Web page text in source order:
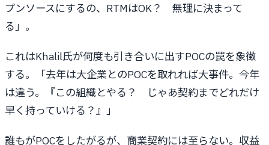
プンソースにするの、RTMはOK？ 無理に決まって
る」。
これはKhalil氏が何度も引き合いに出すPOCの罠を象徴
する。「去年は大企業とのPOCを取れれば大事件。今年
は違う。『この組織とやる？ じゃあ契約までどれだけ
早く持っていける？』」
誰もがPOCをしたがるが、商業契約には至らない。収益